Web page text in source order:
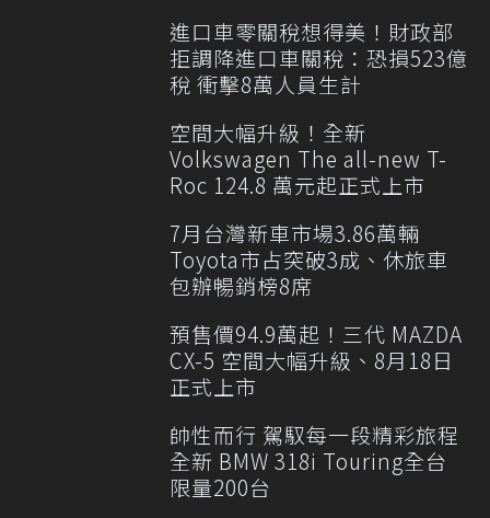
進口車零關稅想得美！財政部
拒調降進口車關稅：恐損523億
稅 衝擊8萬人員生計
空間大幅升級！全新
Volkswagen The all-new T-
Roc 124.8 萬元起正式上市
7月台灣新車市場3.86萬輛
Toyota市占突破3成、休旅車
包辦暢銷榜8席
預售價94.9萬起！三代 MAZDA
CX-5 空間大幅升級、8月18日
正式上市
帥性而行 駕馭每一段精彩旅程
全新 BMW 318i Touring全台
限量200台